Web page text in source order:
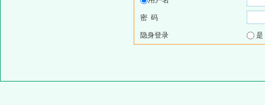
密 码
隐身登录